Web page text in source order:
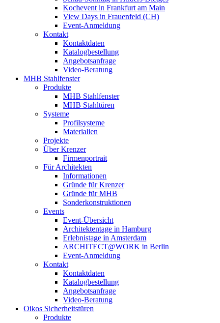
Kochevent in Frankfurt am Main
View Days in Frauenfeld (CH)
Event-Anmeldung
Kontakt
Kontaktdaten
Katalogbestellung
Angebotsanfrage
Video-Beratung
MHB Stahlfenster
Produkte
MHB Stahlfenster
MHB Stahltüren
Systeme
Profilsysteme
Materialien
Projekte
Über Krenzer
Firmenportrait
Für Architekten
Informationen
Gründe für Krenzer
Gründe für MHB
Sonderkonstruktionen
Events
Event-Übersicht
Architektentage in Hamburg
Erlebnistage in Amsterdam
ARCHITECT@WORK in Berlin
Event-Anmeldung
Kontakt
Kontaktdaten
Katalogbestellung
Angebotsanfrage
Video-Beratung
Oikos Sicherheitstüren
Produkte